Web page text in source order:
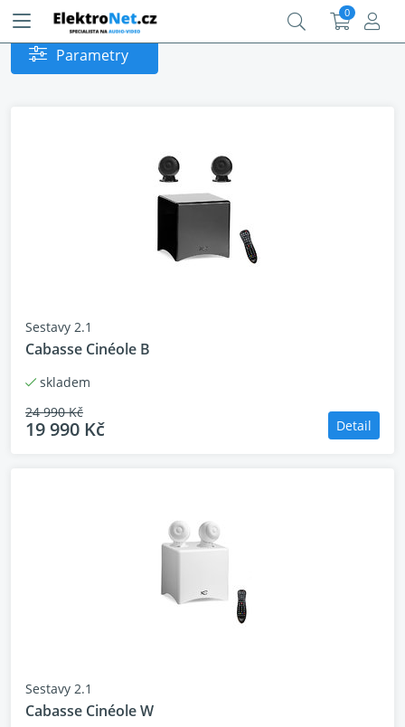
0
Parametry
Sestavy 2.1
Cabasse Cinéole B
skladem
24 990 Kč
19 990 Kč Detail
Sestavy 2.1
Cabasse Cinéole W